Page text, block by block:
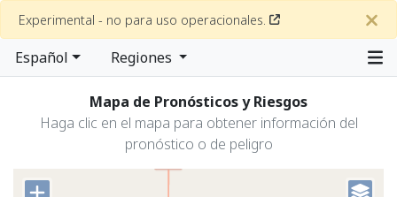
Experimental - no para uso operacionales.
Español Regiones
Mapa de Pronósticos y Riesgos
Haga clic en el mapa para obtener información del
pronóstico o de peligro